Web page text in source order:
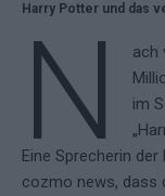
Harry Potter und das
N
ach
im
Eine Sprecherin
cozmo news, dass